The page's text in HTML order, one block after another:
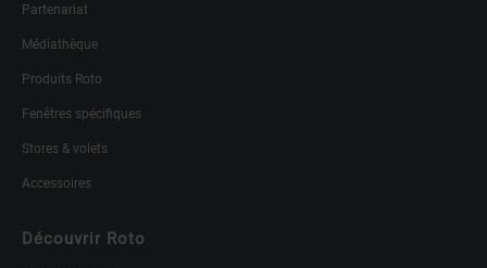
Partenariat
Médiathèque
Produits Roto
Fenêtres spécifiques
Stores & volets
Accessoires
Découvrir Roto